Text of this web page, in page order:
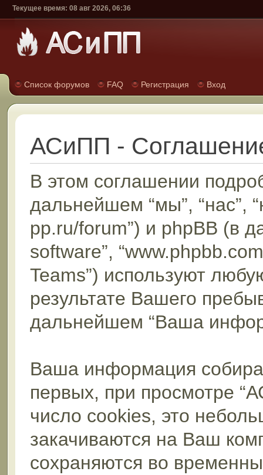
Текущее время: 08 авг 2026, 06:36
Список форумов FAQ Регистрация Вход
АСиПП -
В этом соглашении
дальнейшем “мы”, “нас”,
pp.ru/forum”) и phpBB (в
software”,
Teams”) используют
результате Вашего
дальнейшем “Ваша
Ваша информация
первых, при просмотре
число cookies, это
закачиваются на Ваш
сохраняются во